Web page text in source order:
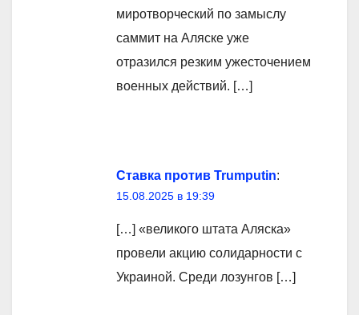
миротворческий по замыслу
саммит на Аляске уже
отразился резким ужесточением
военных действий. […]
Ставка против Trumputin:
15.08.2025 в 19:39
[…] «великого штата Аляска»
провели акцию солидарности с
Украиной. Среди лозунгов […]